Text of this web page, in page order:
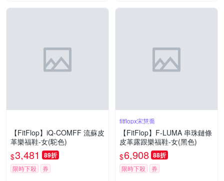
【FitFlop】iQ-COMFF 流蘇皮
革樂福鞋-女(駝色)
$3,481 89折
限時下殺 券
fitflopx宋慧喬
【FitFlop】F-LUMA 串珠鏈條
皮革露跟樂福鞋-女(黑色)
$6,908 88折
限時下殺 券